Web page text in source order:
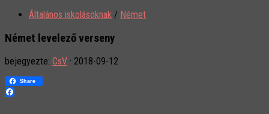
Általános iskolásoknak / Német
Német levelező verseny
bejegyezte: CsV · 2018-09-12
Share